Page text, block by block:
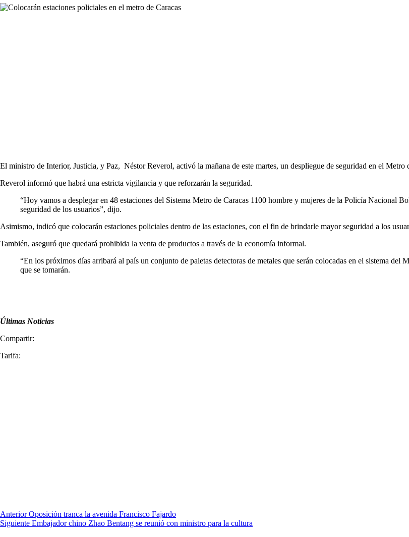
El ministro de Interior, Justicia, y Paz, Néstor Reverol, activó la mañana de este martes, un despliegue de seguridad en el Metro
Reverol informó que habrá una estricta vigilancia y que reforzarán la seguridad.
“Hoy vamos a desplegar en 48 estaciones del Sistema Metro de Caracas 1100 hombre y mujeres de la Policía
seguridad de los usuarios”, dijo.
Asimismo, indicó que colocarán estaciones policiales dentro de las estaciones, con el fin de brindarle mayor seguridad a los
También, aseguró que quedará prohibida la venta de productos a través de la economía informal.
“En los próximos días arribará al país un conjunto de paletas detectoras de metales que serán colocadas en el sistema
que se tomarán.
Últimas Noticias
Compartir:
Tarifa:
Anterior Oposición tranca la avenida Francisco Fajardo
Siguiente Embajador chino Zhao Bentang se reunió con ministro para la cultura